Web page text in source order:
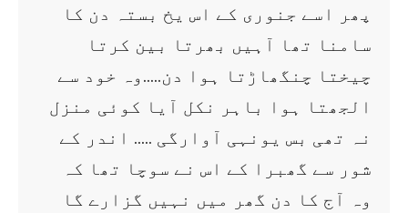
پھر اسے جنوری کے اس یخ بستہ دن کا
سامنا تھا آہیں بھرتا بین کرتا
چیختا چنگھاڑتا ہوا دن…..وہ خود سے
الجھتا ہوا باہر نکل آیا کوئی منزل
نہ تھی بس یونہی آوارگی ….. اندر کے
شور سے گھبرا کے اس نے سوچا تھا کہ
وہ آج کا دن گھر میں نہیں گزارے گا